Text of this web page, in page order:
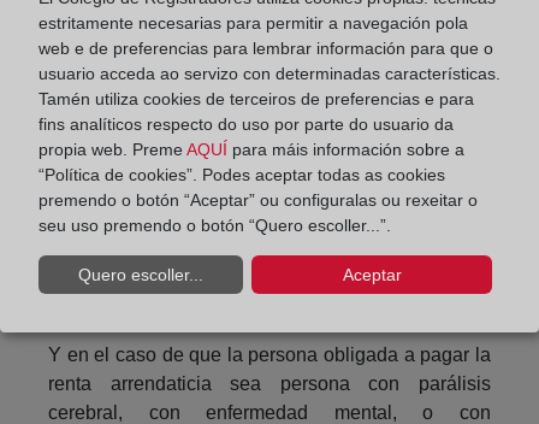
0,15 veces el IPREM por cada hijo en el caso de
unidad familiar monoparental.
En caso de que alguno de los miembros de la
unidad familiar tenga declarada discapacidad igual
o superior al 33%, situación de dependencia o
enfermedad que le incapacite acreditadamente de
forma permanente para realizar una actividad
IPREM, sin perjuicio de los incrementos
Y en el caso de que la persona obligada a pagar la
renta arrendaticia sea persona con parálisis
cerebral, con enfermedad mental, o con
estritamente necesarias para permitir a navegación pola
web e de preferencias para lembrar información para que o
usuario acceda ao servizo con determinadas características.
Tamén utiliza cookies de terceiros de preferencias e para
fins analíticos respecto do uso por parte do usuario da
propia web. Preme AQUÍ para máis información sobre a
“Política de cookies”. Podes aceptar todas as cookies
premendo o botón “Aceptar” ou configuralas ou rexeitar o
seu uso premendo o botón “Quero escoller...”.
Quero escoller... Aceptar